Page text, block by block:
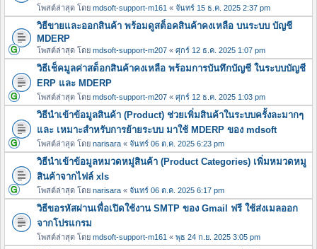
โพสต์ล่าสุด โดย mdsoft-support-m161 « จันทร์ 15 ธ.ค. 2025 2:37 pm
วิธีขายและออกสินค้า พร้อมดูสต็อคสินค้าคงเหลือ บนระบบ บัญชี
MDERP
โพสต์ล่าสุด โดย mdsoft-support-m207 « ศุกร์ 12 ธ.ค. 2025 1:07 pm
วิธีเช็คมูลค่าสต็อกสินค้าคงเหลือ พร้อมการบันทึกบัญชี ในระบบบัญชี
ERP และ MDERP
โพสต์ล่าสุด โดย mdsoft-support-m207 « ศุกร์ 12 ธ.ค. 2025 1:03 pm
วิธีนำเข้าข้อมูลสินค้า (Product) ช่วยเพิ่มสินค้าในระบบครั้งละมากๆ
และ เหมาะสำหรับการย้ายระบบ มาใช้ MDERP ของ mdsoft
โพสต์ล่าสุด โดย narisara « จันทร์ 06 ต.ค. 2025 6:23 pm
วิธีนำเข้าข้อมูลหมวดหมู่สินค้า (Product Categories) เพิ่มหมวดหมู
สินค้าจากไฟล์ xls
โพสต์ล่าสุด โดย narisara « จันทร์ 06 ต.ค. 2025 6:17 pm
วิธีขอรหัสผ่านเพื่อเปิดใช้งาน SMTP ของ Gmail ฟรี ใช้ส่งเมลออก
จากโปรแกรม
โพสต์ล่าสุด โดย mdsoft-support-m161 « พุธ 24 ก.ย. 2025 3:05 pm